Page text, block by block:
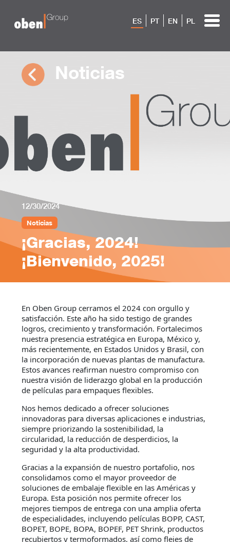
ES PT EN PL
Noticias
12/30/2024
Noticias
¡Gracias, 2024!
¡Bienvenido, 2025!
En Oben Group cerramos el 2024 con orgullo y
satisfacción. Este año ha sido testigo de grandes
logros, crecimiento y transformación. Fortalecimos
nuestra presencia estratégica en Europa, México y,
más recientemente, en Estados Unidos y Brasil, con
la incorporación de nuevas plantas de manufactura.
Estos avances reafirman nuestro compromiso con
nuestra visión de liderazgo global en la producción
de películas para empaques flexibles.
Nos hemos dedicado a ofrecer soluciones
innovadoras para diversas aplicaciones e industrias,
siempre priorizando la sostenibilidad, la
circularidad, la reducción de desperdicios, la
seguridad y la alta productividad.
Gracias a la expansión de nuestro portafolio, nos
consolidamos como el mayor proveedor de
soluciones de embalaje flexible en las Américas y
Europa. Esta posición nos permite ofrecer los
mejores tiempos de entrega con una amplia oferta
de especialidades, incluyendo películas BOPP, CAST,
BOPET, BOPE, BOPA, BOPEF, PET Shrink, productos
recubiertos y termoformados, así como flejes de